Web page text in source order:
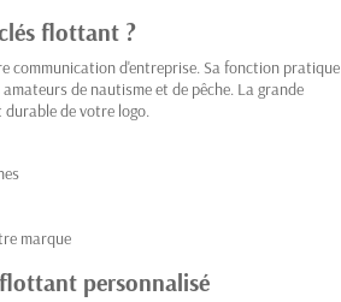
flottant ?
communication d'entreprise. Sa fonction pratique
de nautisme et de pêche. La grande
de votre logo.
marque
personnalisé